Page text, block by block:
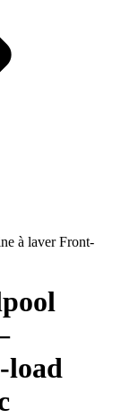
à laver Front-
load